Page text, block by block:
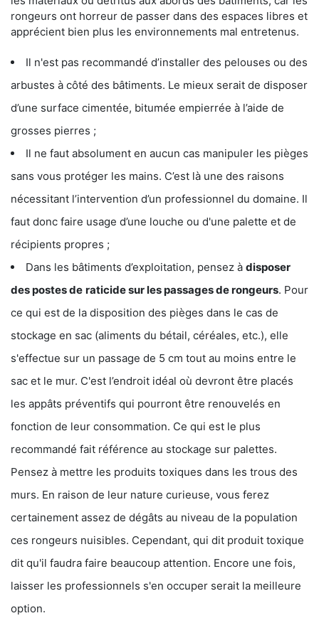
rongeurs ont horreur de passer dans des espaces libres et
apprécient bien plus les environnements mal entretenus.
Il n'est pas recommandé d’installer des pelouses ou des
arbustes à côté des bâtiments. Le mieux serait de disposer
d’une surface cimentée, bitumée empierrée à l’aide de
grosses pierres ;
Il ne faut absolument en aucun cas manipuler les pièges
sans vous protéger les mains. C’est là une des raisons
nécessitant l’intervention d’un professionnel du domaine. Il
faut donc faire usage d’une louche ou d'une palette et de
récipients propres ;
Dans les bâtiments d’exploitation, pensez à disposer
des postes de raticide sur les passages de rongeurs. Pour
ce qui est de la disposition des pièges dans le cas de
stockage en sac (aliments du bétail, céréales, etc.), elle
s'effectue sur un passage de 5 cm tout au moins entre le
sac et le mur. C'est l’endroit idéal où devront être placés
les appâts préventifs qui pourront être renouvelés en
fonction de leur consommation. Ce qui est le plus
recommandé fait référence au stockage sur palettes.
Pensez à mettre les produits toxiques dans les trous des
murs. En raison de leur nature curieuse, vous ferez
certainement assez de dégâts au niveau de la population
ces rongeurs nuisibles. Cependant, qui dit produit toxique
dit qu'il faudra faire beaucoup attention. Encore une fois,
laisser les professionnels s'en occuper serait la meilleure
option.